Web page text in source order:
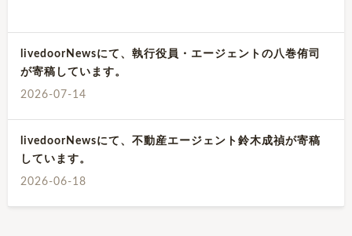
livedoorNewsにて、執行役員・エージェントの八巻侑司
が寄稿しています。
2026-07-14
livedoorNewsにて、不動産エージェント鈴木成禎が寄稿
しています。
2026-06-18